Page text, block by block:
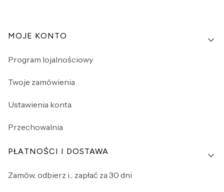
Linki w stopce
MOJE KONTO
Program lojalnościowy
Twoje zamówienia
Ustawienia konta
Przechowalnia
PŁATNOŚCI I DOSTAWA
Zamów, odbierz i... zapłać za 30 dni